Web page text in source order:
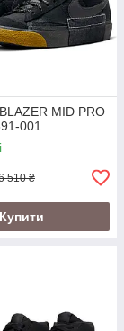
MID PRO
001
510 ₴
Купити